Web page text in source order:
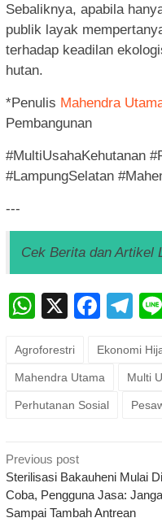
Sebaliknya, apabila
publik layak
terhadap keadilan
hutan.
*Penulis Mahendra
Pembangunan
#MultiUsahaKehutanan
#LampungSelatan
---
Cek Berita dan Artikel
WhatsApp
X
Agroforestri Ekonomi
Mahendra Utama Multi
Perhutanan Sosial
Post
navigation
Previous post
Sterilisasi Bakauheni Mulai
Coba, Pengguna Jasa:
Sampai Tambah Antrean